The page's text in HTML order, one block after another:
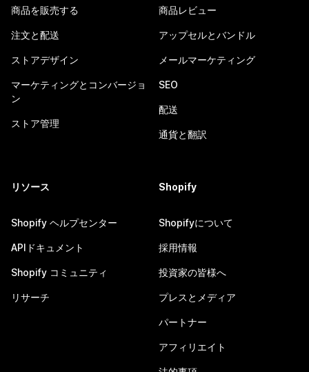
商品を販売する
注文と配送
ストアデザイン
マーケティングとコンバージョ
ン
ストア管理
商品レビュー
アップセルとバンドル
メールマーケティング
SEO
配送
通貨と翻訳
リソース
Shopify ヘルプセンター
APIドキュメント
Shopify コミュニティ
リサーチ
Shopify
Shopifyについて
採用情報
投資家の皆様へ
プレスとメディア
パートナー
アフィリエイト